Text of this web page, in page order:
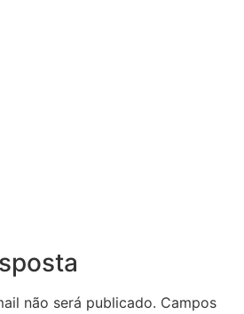
não será publicado. Campos